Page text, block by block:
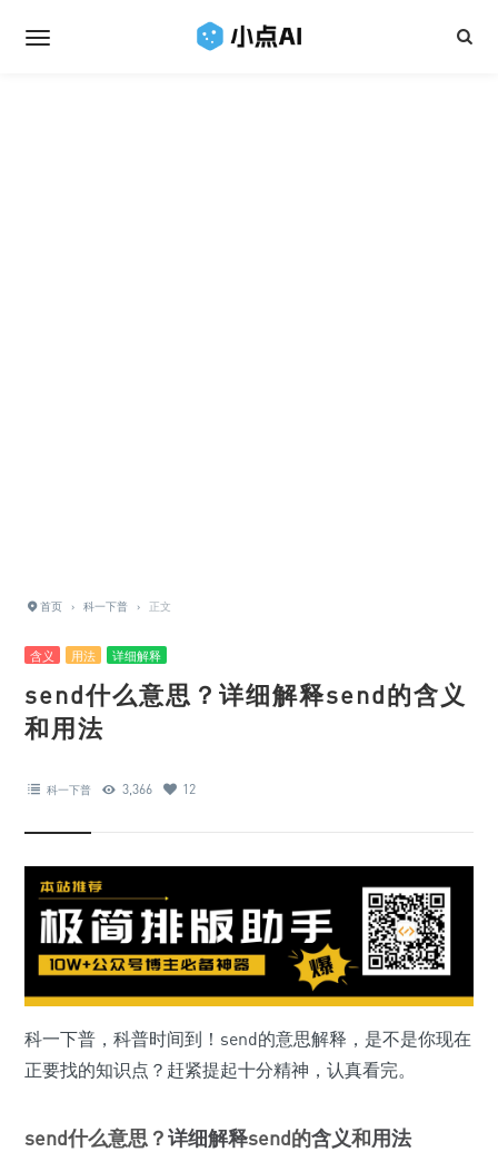
首页 › 科一下普 › 正文
含义 用法 详细解释
send什么意思？详细解释send的含义
和用法
科一下普 3,366 12
科一下普，科普时间到！send的意思解释，是不是你现在
正要找的知识点？赶紧提起十分精神，认真看完。
send什么意思？详细解释send的含义和用法